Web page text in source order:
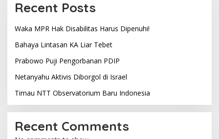
Recent Posts
Waka MPR Hak Disabilitas Harus Dipenuhi!
Bahaya Lintasan KA Liar Tebet
Prabowo Puji Pengorbanan PDIP
Netanyahu Aktivis Diborgol di Israel
Timau NTT Observatorium Baru Indonesia
Recent Comments